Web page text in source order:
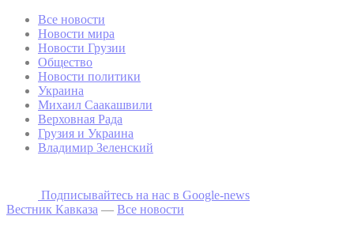
Все новости
Новости мира
Новости Грузии
Общество
Новости политики
Украина
Михаил Саакашвили
Верховная Рада
Грузия и Украина
Владимир Зеленский
Подписывайтесь на наc в Google-news
Вестник Кавказа — Все новости